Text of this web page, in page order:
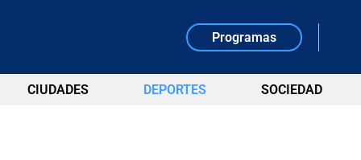
Programas
CIUDADES DEPORTES SOCIEDAD